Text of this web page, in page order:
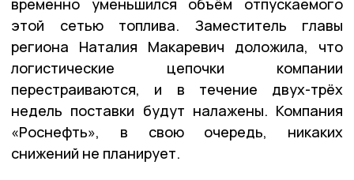
этой сетью топлива. Заместитель главы
региона Наталия Макаревич доложила, что
логистические цепочки компании
перестраиваются, и в течение двух-трёх
недель поставки будут налажены. Компания
«Роснефть», в свою очередь, никаких
снижений не планирует.